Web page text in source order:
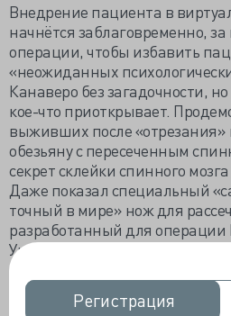
Регистрация
Регистрация
Внедрение пациента в
начнётся заблаговременно,
операции, чтобы избавить
«неожиданных
Канаверо без загадочности,
кое-что приоткрывает.
выживших после
обезьяну с пересеченным
секрет склейки спинного
Даже показал специальный
точный в мире» нож для
разработанный для операции
Университете штата
Первый и единственный
Спиридонов с синдромом